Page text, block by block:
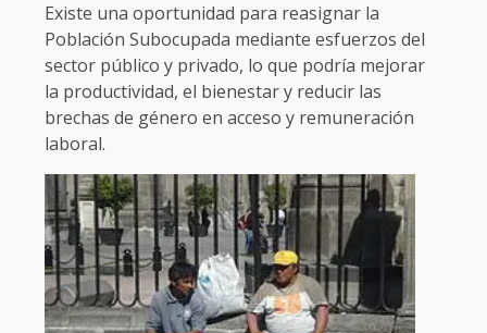
Existe una oportunidad para reasignar la
Población Subocupada mediante esfuerzos del
sector público y privado, lo que podría mejorar
la productividad, el bienestar y reducir las
brechas de género en acceso y remuneración
laboral.